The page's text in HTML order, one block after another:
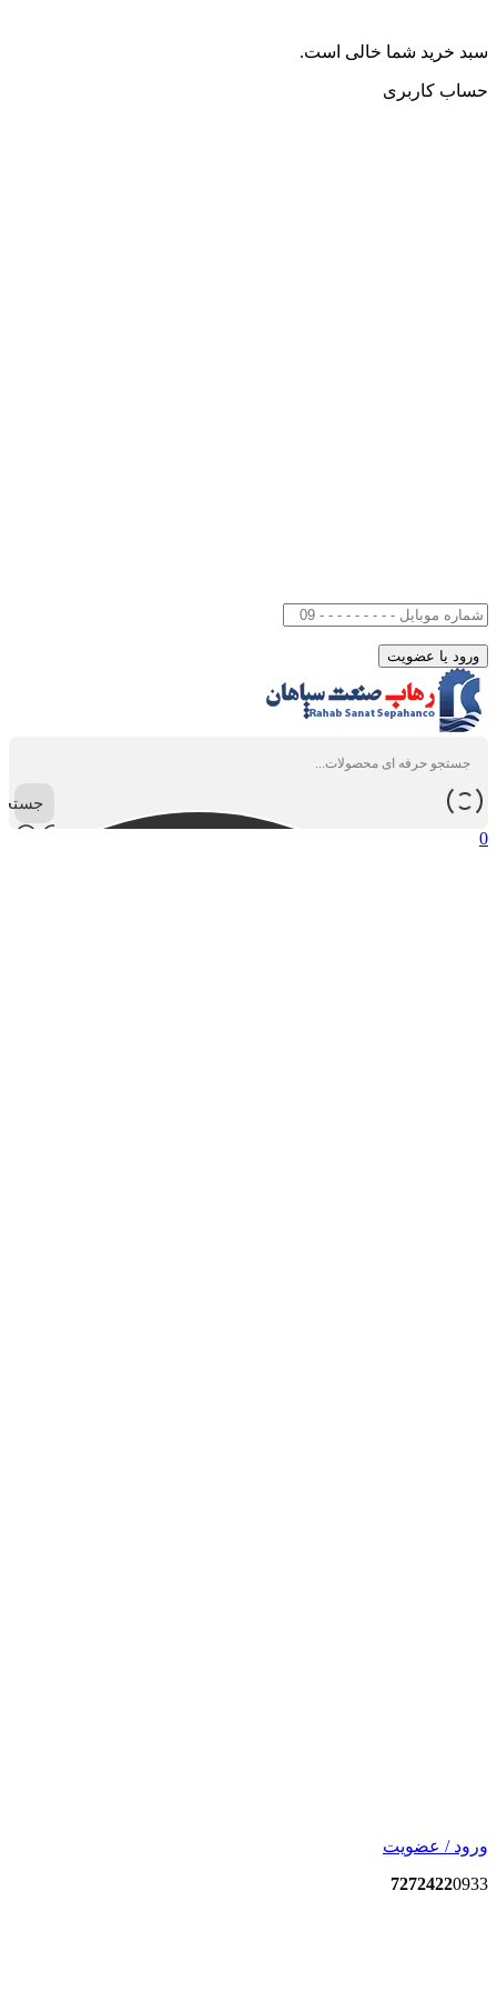
سبد خرید شما خالی است.
حساب کاربری
0
ورود / عضویت
72724220933